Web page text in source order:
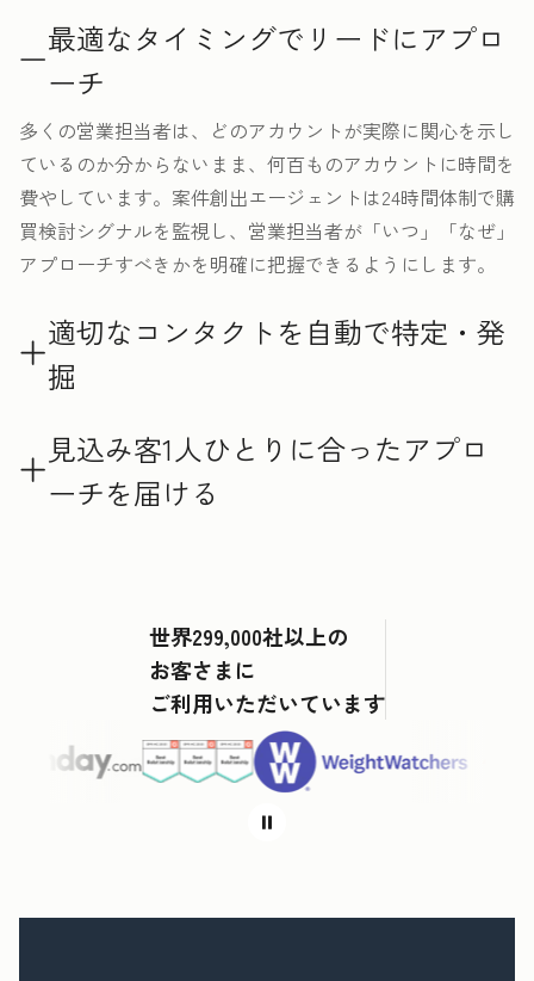
最適なタイミングでリードにアプロ
ーチ
多くの営業担当者は、どのアカウントが実際に関心を示し
ているのか分からないまま、何百ものアカウントに時間を
費やしています。案件創出エージェントは24時間体制で購
買検討シグナルを監視し、営業担当者が「いつ」「なぜ」
アプローチすべきかを明確に把握できるようにします。
適切なコンタクトを自動で特定・発
掘
見込み客1人ひとりに合ったアプロ
ーチを届ける
世界299,000社以上の
お客さまに
ご利用いただいています